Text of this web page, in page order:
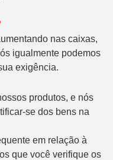
nas caixas,
igualmente podemos
exigência.
produtos, e nós
se dos bens na
em relação à
que você verifique os